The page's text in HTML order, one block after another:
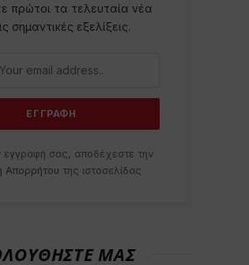
πρώτοι τα τελευταία νέα
σημαντικές εξελίξεις.
εγγραφή σας, αποδέχεστε την
Απορρήτου της ιστοσελίδας
ΜΑΣ